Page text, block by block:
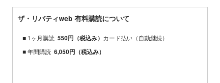
ザ・リバティweb 有料購読について
■ 1ヶ月購読 550円（税込み） カード払い（自動継続）
■ 年間購読 6,050円（税込み）